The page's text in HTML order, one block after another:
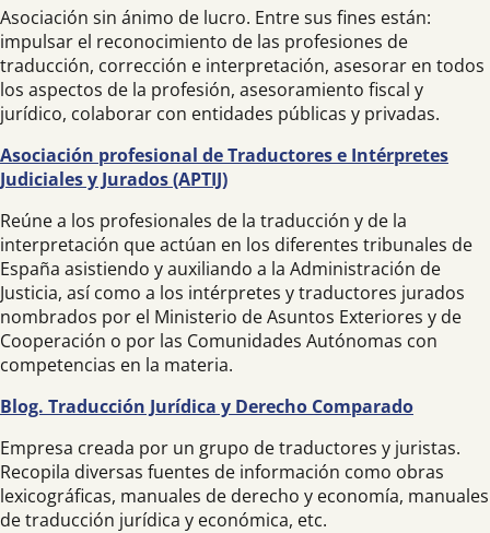
Asociación sin ánimo de lucro. Entre sus fines están:
impulsar el reconocimiento de las profesiones de
traducción, corrección e interpretación, asesorar en todos
los aspectos de la profesión, asesoramiento fiscal y
jurídico, colaborar con entidades públicas y privadas.
Asociación profesional de Traductores e Intérpretes
Judiciales y Jurados (APTIJ)
Reúne a los profesionales de la traducción y de la
interpretación que actúan en los diferentes tribunales de
España asistiendo y auxiliando a la Administración de
Justicia, así como a los intérpretes y traductores jurados
nombrados por el Ministerio de Asuntos Exteriores y de
Cooperación o por las Comunidades Autónomas con
competencias en la materia.
Blog. Traducción Jurídica y Derecho Comparado
Empresa creada por un grupo de traductores y juristas.
Recopila diversas fuentes de información como obras
lexicográficas, manuales de derecho y economía, manuales
de traducción jurídica y económica, etc.